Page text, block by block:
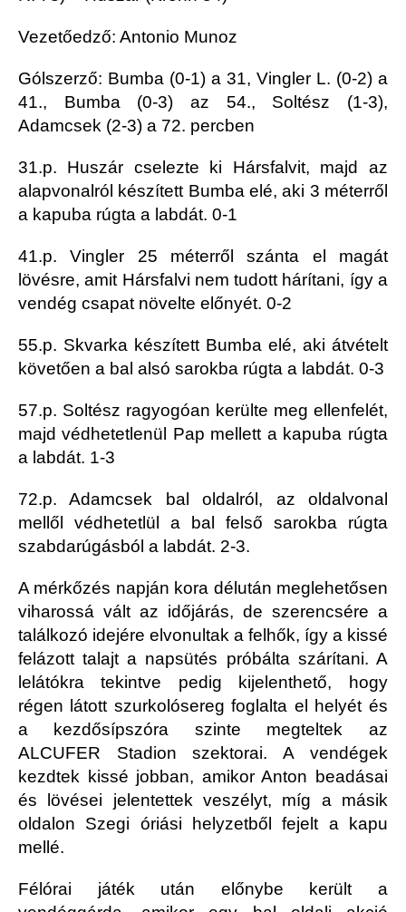
Vezetőedző: Antonio Munoz
Gólszerző: Bumba (0-1) a 31, Vingler L. (0-2) a
41., Bumba (0-3) az 54., Soltész (1-3),
Adamcsek (2-3) a 72. percben
31.p. Huszár cselezte ki Hársfalvit, majd az
alapvonalról készített Bumba elé, aki 3 méterről
a kapuba rúgta a labdát. 0-1
41.p. Vingler 25 méterről szánta el magát
lövésre, amit Hársfalvi nem tudott hárítani, így a
vendég csapat növelte előnyét. 0-2
55.p. Skvarka készített Bumba elé, aki átvételt
követően a bal alsó sarokba rúgta a labdát. 0-3
57.p. Soltész ragyogóan kerülte meg ellenfelét,
majd védhetetlenül Pap mellett a kapuba rúgta
a labdát. 1-3
72.p. Adamcsek bal oldalról, az oldalvonal
mellől védhetetlül a bal felső sarokba rúgta
szabdarúgásból a labdát. 2-3.
A mérkőzés napján kora délután meglehetősen
viharossá vált az időjárás, de szerencsére a
találkozó idejére elvonultak a felhők, így a kissé
felázott talajt a napsütés próbálta szárítani. A
lelátókra tekintve pedig kijelenthető, hogy
régen látott szurkolósereg foglalta el helyét és
a kezdősípszóra szinte megteltek az
ALCUFER Stadion szektorai. A vendégek
kezdtek kissé jobban, amikor Anton beadásai
és lövései jelentettek veszélyt, míg a másik
oldalon Szegi óriási helyzetből fejelt a kapu
mellé.
Félórai játék után előnybe került a